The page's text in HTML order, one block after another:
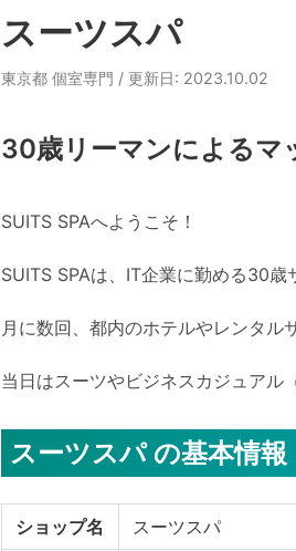
スーツスパ
東京都 個室専門 / 更新日: 2023.10.02
30歳リーマンによるマ
SUITS SPAへようこそ！
SUITS SPAは、IT企業に勤める30歳
月に数回、都内のホテルやレンタル
当日はスーツやビジネスカジュアル
スーツスパ の基本情報
ショップ名 スーツスパ